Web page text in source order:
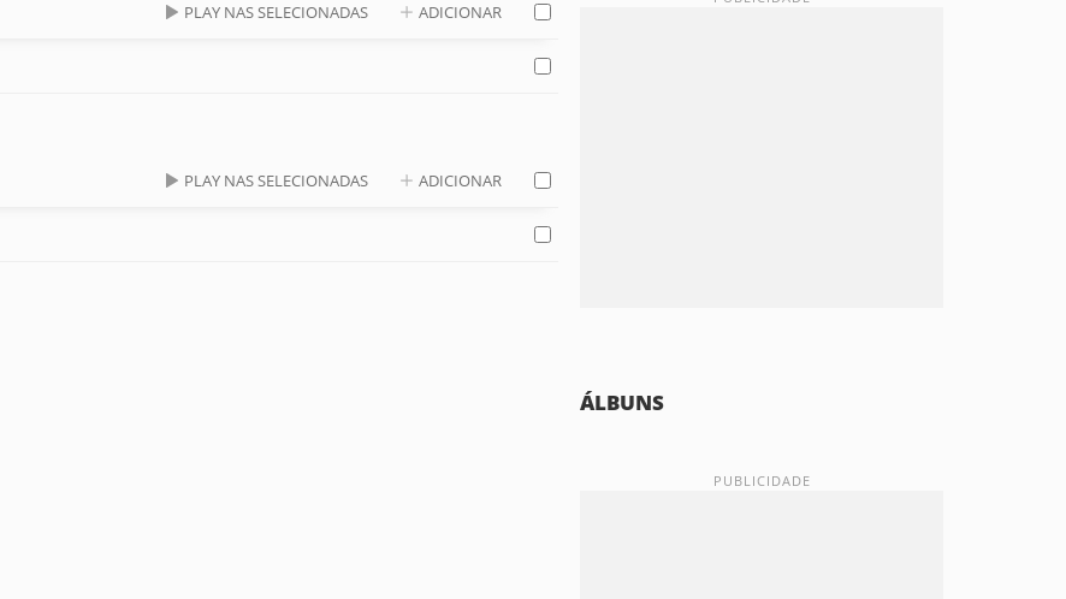
PLAY NAS SELECIONADAS ADICIONAR
PLAY NAS SELECIONADAS ADICIONAR
ÁLBUNS